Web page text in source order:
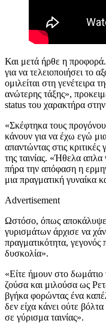
Και μετά ήρθε η
για να τελειοποιήσει το
ομιλείται στη γενέτειρα
ανώτερης τάξης»,
status του χαρακτήρα στην
«Σκέφτηκα τους
κάνουν για να έχω εγώ
απαντώντας στις
της ταινίας. «Ήθελα απλα
πήρα την απόφαση η
μια πραγματική γυναίκα
Advertisement
Ωστόσο, όπως
γυρισμάτων άρχισε να
πραγματικότητα,
δυσκολία».
«Είτε ήμουν στο δωμάτιο
ζούσα και μιλούσα ως
βγήκα φορώντας ένα
δεν είχα κάνει ούτε
σε γύρισμα ταινίας».